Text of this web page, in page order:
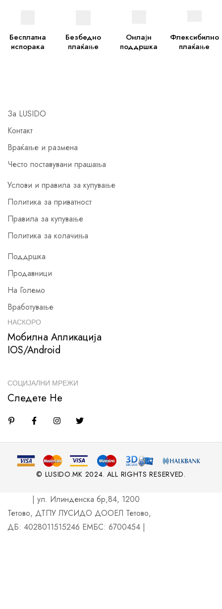
Бесплатна
испорака
Безбедно
плаќање
Онлајн
поддршка
Флексибилно
плаќање
За LUSIDO
Контакт
Враќање и размена
Често поставувани прашања
Услови и правила за купување
Политика за приватност
Правила за купување
Политика за колачиња
Поддршка
Продавници
На Големо
Вработување
НАСКОРО
Мобилна Апликација
IOS/Android
СОЦИЈАЛНИ МРЕЖИ
Следете Не
© LUSIDO.MK 2024. ALL RIGHTS RESERVED.
| ул. Илинденска бр,84, 1200
Тетово, ДТПУ ЛУСИДО ДООЕЛ Тетово,
ДБ: 4028011515246 ЕМБС: 6700454 |